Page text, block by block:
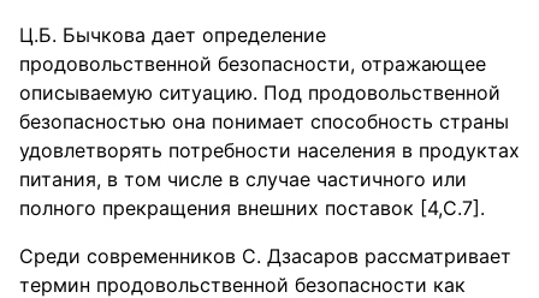
Ц.Б. Бычкова дает определение
продовольственной безопасности, отражающее
описываемую ситуацию. Под продовольственной
безопасностью она понимает способность страны
удовлетворять потребности населения в продуктах
питания, в том числе в случае частичного или
полного прекращения внешних поставок [4,С.7].
Среди современников С. Дзасаров рассматривает
термин продовольственной безопасности как